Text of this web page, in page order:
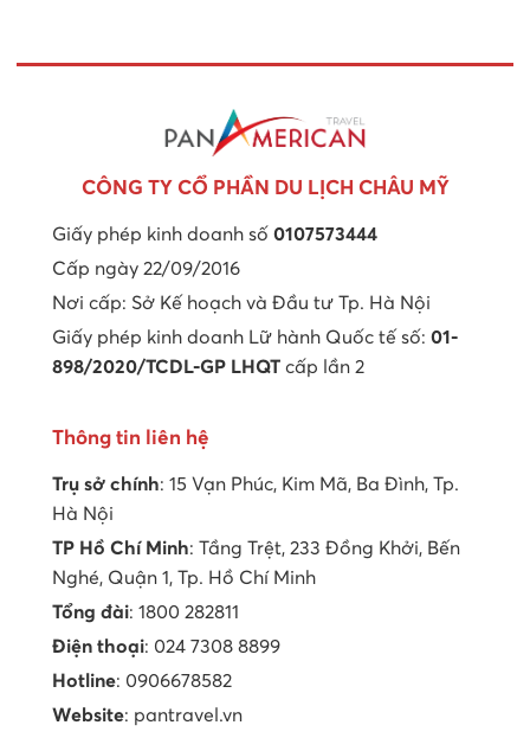
CÔNG TY CỔ PHẦN DU LỊCH CHÂU MỸ
Giấy phép kinh doanh số 0107573444
Cấp ngày 22/09/2016
Nơi cấp: Sở Kế hoạch và Đầu tư Tp. Hà Nội
Giấy phép kinh doanh Lữ hành Quốc tế số: 01-
898/2020/TCDL-GP LHQT cấp lần 2
Thông tin liên hệ
Trụ sở chính: 15 Vạn Phúc, Kim Mã, Ba Đình, Tp.
Hà Nội
TP Hồ Chí Minh: Tầng Trệt, 233 Đồng Khởi, Bến
Nghé, Quận 1, Tp. Hồ Chí Minh
Tổng đài: 1800 282811
Điện thoại: 024 7308 8899
Hotline: 0906678582
Website: pantravel.vn